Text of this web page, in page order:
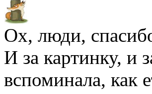
Ох, люди,
И за картинку, и
вспоминала, как